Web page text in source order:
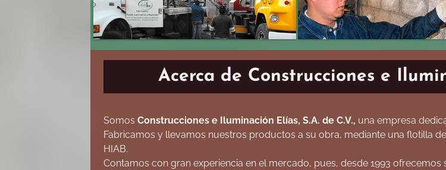
Acerca de Construcciones e
Somos Construcciones e Iluminación Elías, S.A. de C.V., una empresa
Fabricamos y llevamos nuestros productos a su obra, mediante una flotilla
HIAB.
Contamos con gran experiencia en el mercado, pues, desde 1993